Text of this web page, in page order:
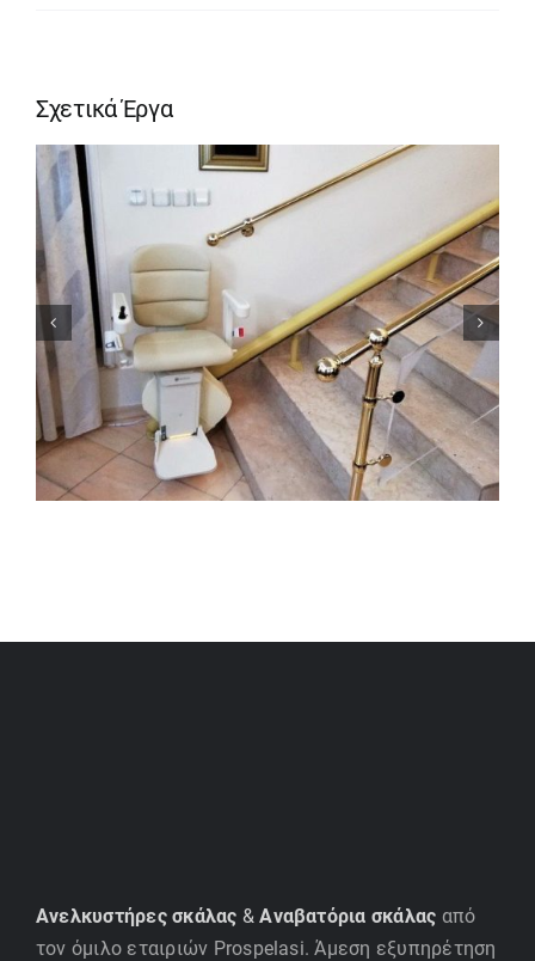
Σχετικά Έργα
ΑΝΑΒΑΤΟΡΙΟ ΣΚΑΛΑΣ ΣΤΗΝ
ΑΝΔΡΟ
Ανελκυστήρες σκάλας &Αναβατόρια σκάλας από
τον όμιλο εταιριών Prospelasi. Άμεση εξυπηρέτηση